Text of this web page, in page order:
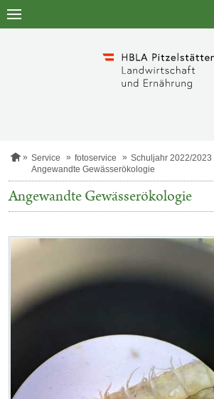
Zum
S
a
t
s
i
Service fotoservice
Schuljahr 2022/2023
Angewandte Gewässerökologie
Angewandte Gewässerökologie
Kategorie: